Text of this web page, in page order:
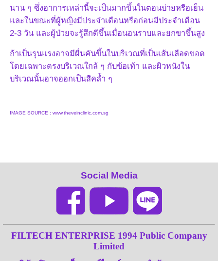
นาน ๆ ซึ่งอาการเหล่านี้จะเป็นมากขึ้นในตอนบ่ายหรือเย็น
และในขณะที่ผู้หญิงมีประจำเดือนหรือก่อนมีประจำเดือน
2-3 วัน และผู้ป่วยจะรู้สึกดีขึ้นเมื่อนอนราบและยกขาขึ้นสูง
ถ้าเป็นรุนแรงอาจมีผื่นคันขึ้นในบริเวณที่เป็นเส้นเลือดขอด
โดยเฉพาะตรงบริเวณใกล้ ๆ กับข้อเท้า และผิวหนังใน
บริเวณนั้นอาจออกเป็นสีคล้ำ ๆ
IMAGE SOURCE : www.theveinclinic.com.sg
Social Media
FILTECH ENTERPRISE 1994 Public Company
Limited